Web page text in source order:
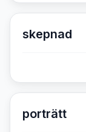
skepnad
porträtt